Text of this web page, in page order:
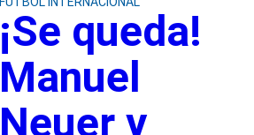
¡Se queda!
Manuel
Neuer y